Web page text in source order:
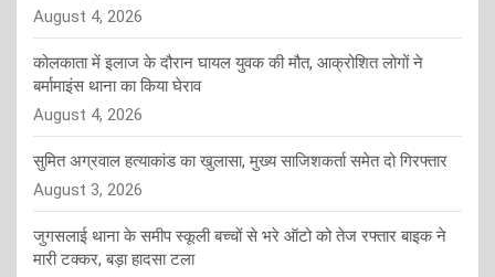
August 4, 2026
कोलकाता में इलाज के दौरान घायल युवक की मौत, आक्रोशित लोगों ने
बर्मामाइंस थाना का किया घेराव
August 4, 2026
सुमित अग्रवाल हत्याकांड का खुलासा, मुख्य साजिशकर्ता समेत दो गिरफ्तार
August 3, 2026
जुगसलाई थाना के समीप स्कूली बच्चों से भरे ऑटो को तेज रफ्तार बाइक ने
मारी टक्कर, बड़ा हादसा टला